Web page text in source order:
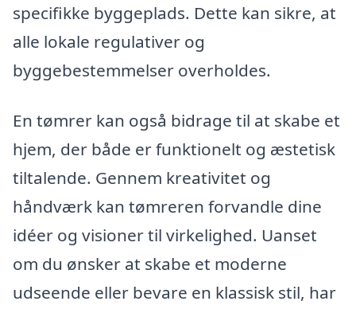
specifikke byggeplads. Dette kan sikre, at
alle lokale regulativer og
byggebestemmelser overholdes.
En tømrer kan også bidrage til at skabe et
hjem, der både er funktionelt og æstetisk
tiltalende. Gennem kreativitet og
håndværk kan tømreren forvandle dine
idéer og visioner til virkelighed. Uanset
om du ønsker at skabe et moderne
udseende eller bevare en klassisk stil, har